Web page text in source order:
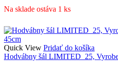
Na sklade ostáva 1 ks
Quick View Pridať do košíka
Hodvábny šál LIMITED_25,